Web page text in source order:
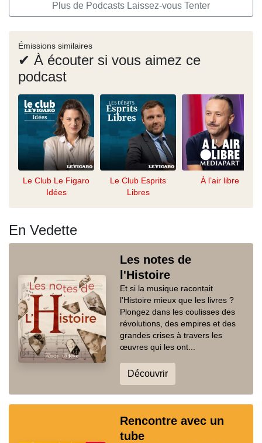
Plus de Podcasts Laissez-vous Tenter
Émissions similaires
✔ À écouter si vous aimez ce
podcast
Le Club Le Figaro
Idées
Le Club Esprits
Libres
À l’air libre
En Vedette
Les notes de
l'Histoire
Et si la musique racontait
l’Histoire mieux que les livres ?
Plongez dans les coulisses des
révolutions, des empires et des
grandes crises à travers les
œuvres qui les ont...
Découvrir
Rencontre avec un
tube